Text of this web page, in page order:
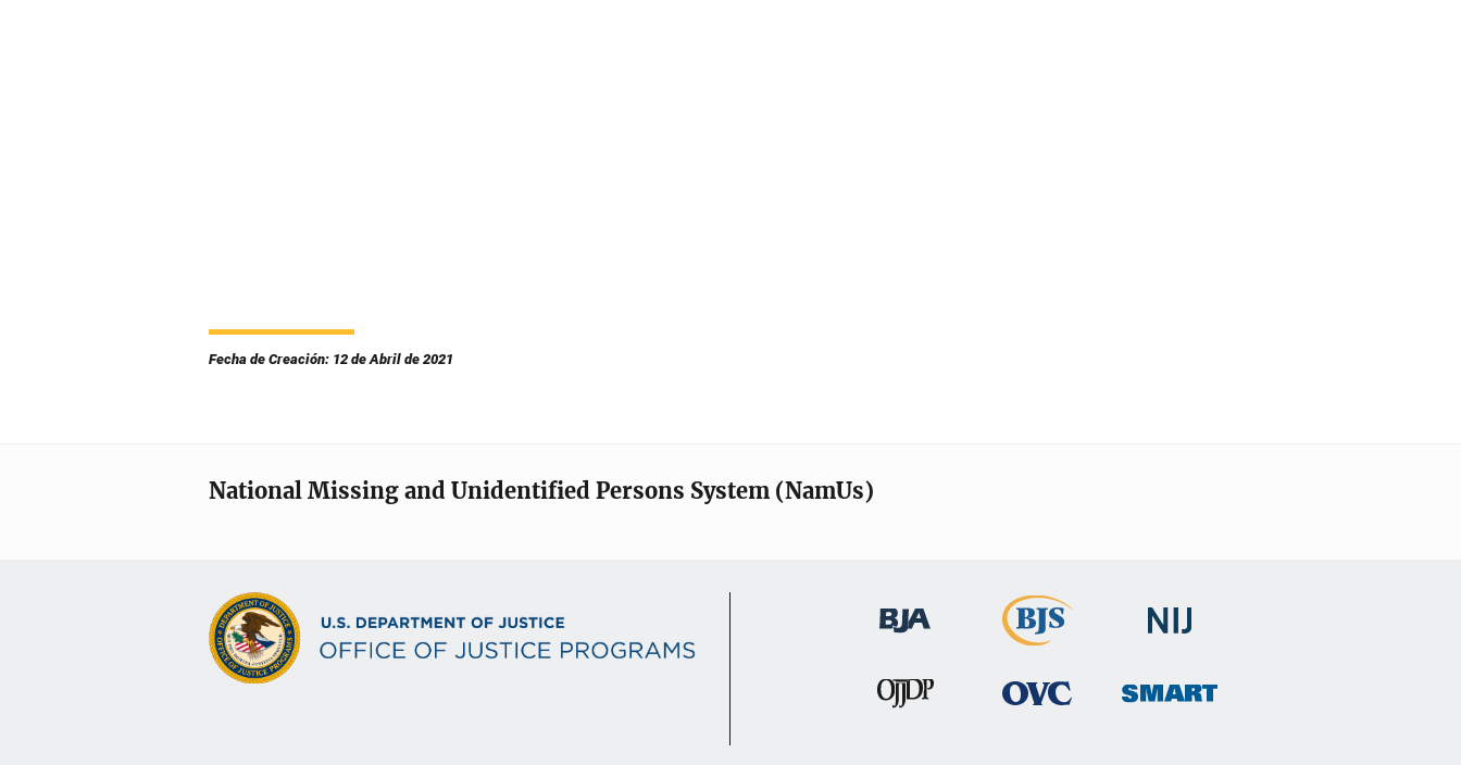
Fecha de Creación: 12 de Abril de 2021
National Missing and Unidentified Persons System (NamUs)